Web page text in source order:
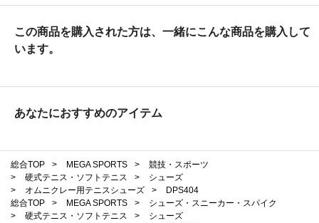
この商品を購入された方は、一緒にこんな商品を購入して
います。
あなたにおすすめのアイテム
総合TOP > MEGA SPORTS >
競技・スポーツ
>
硬式テニス・ソフトテニス >
シューズ
>
オムニクレー用テニスシューズ >
DPS404
総合TOP
> MEGA SPORTS >
シューズ・スニーカー・スパイク
>
硬式テニス・ソフトテニス >
シューズ